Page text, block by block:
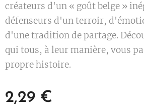
créateurs d'un « goût belge »
défenseurs d'un terroir,
d'une tradition de partage.
qui tous, à leur manière, vous
propre histoire.
2,29 €